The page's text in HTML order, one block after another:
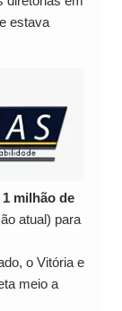
estava
1 milhão de
atual) para
o Vitória e
meio a